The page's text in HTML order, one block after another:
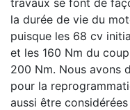
la durée de vie du
puisque les 68 cv
et les 160 Nm du
200 Nm. Nous avons
pour la
aussi être